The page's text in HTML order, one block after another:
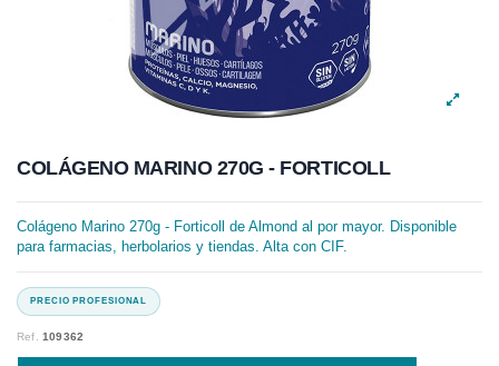
COLÁGENO MARINO 270G - FORTICOLL
Colágeno Marino 270g - Forticoll de Almond al por mayor. Disponible
para farmacias, herbolarios y tiendas. Alta con CIF.
Ref.109362